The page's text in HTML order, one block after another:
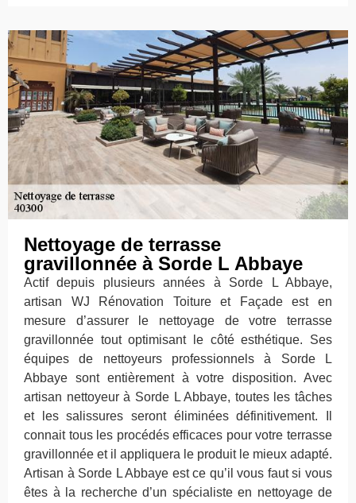
Nettoyage de terrasse
gravillonnée à Sorde L Abbaye
Actif depuis plusieurs années à Sorde L Abbaye,
artisan WJ Rénovation Toiture et Façade est en
mesure d’assurer le nettoyage de votre terrasse
gravillonnée tout optimisant le côté esthétique. Ses
équipes de nettoyeurs professionnels à Sorde L
Abbaye sont entièrement à votre disposition. Avec
artisan nettoyeur à Sorde L Abbaye, toutes les tâches
et les salissures seront éliminées définitivement. Il
connait tous les procédés efficaces pour votre terrasse
gravillonnée et il appliquera le produit le mieux adapté.
Artisan à Sorde L Abbaye est ce qu’il vous faut si vous
êtes à la recherche d’un spécialiste en nettoyage de